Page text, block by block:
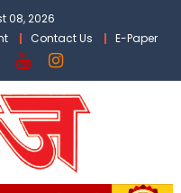
08, 2026
Contact Us E-Paper